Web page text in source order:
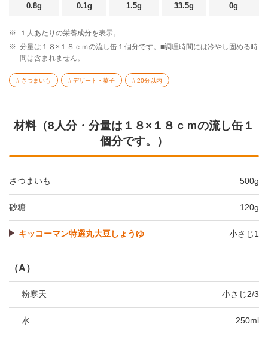
0.8g 0.1g 1.5g 33.5g 0g
※
１人あたりの栄養成分を表示。
※ 分量は１８×１８ｃｍの流し缶１個分です。■調理時間には冷やし固める時
間は含まれません。
さつまいも デザート・菓子 20分以内
材料（8人分・分量は１８×１８ｃｍの流し缶１
個分です。）
さつまいも 500g
砂糖 120g
キッコーマン特選丸大豆しょうゆ 小さじ1
（A）
粉寒天 小さじ2/3
水 250ml